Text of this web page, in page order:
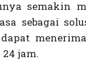
semakin
sebagai
jam.